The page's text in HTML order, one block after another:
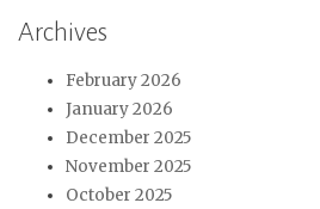
Archives
February 2026
January 2026
December 2025
November 2025
October 2025